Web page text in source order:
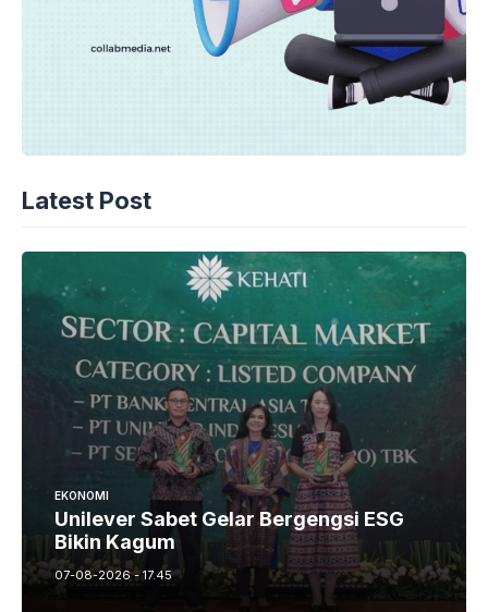
Latest Post
EKONOMI
Unilever Sabet Gelar Bergengsi ESG
Bikin Kagum
07-08-2026 - 17.45